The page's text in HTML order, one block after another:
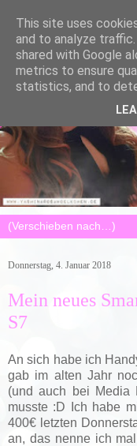
Donnerstag, 4. Januar 2018
Mein neues
S7
An sich habe ich
gab im alten Jahr
(und auch bei Media
musste :D Ich habe
400€ letzten
an, das nenne ich
This site uses
and to analyze
shared with Google
metrics to ensure
statistics, and to